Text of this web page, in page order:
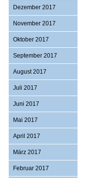
Dezember 2017
November 2017
Oktober 2017
September 2017
August 2017
Juli 2017
Juni 2017
Mai 2017
April 2017
März 2017
Februar 2017